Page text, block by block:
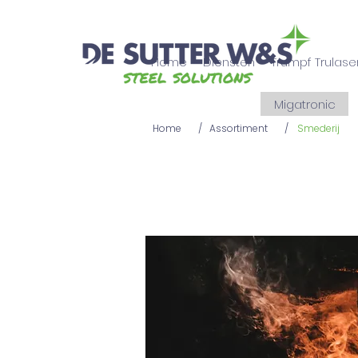
Home Diensten Trumpf
Migatronic
Home / Assortiment / Smederij